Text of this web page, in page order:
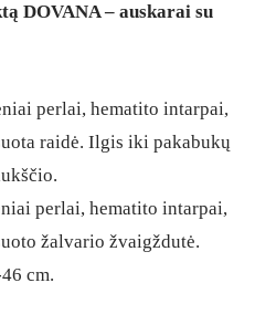
DOVANA – auskarai su
perlai, hematito intarpai,
raidė. Ilgis iki pakabukų
perlai, hematito intarpai,
žalvario žvaigždutė.
cm.